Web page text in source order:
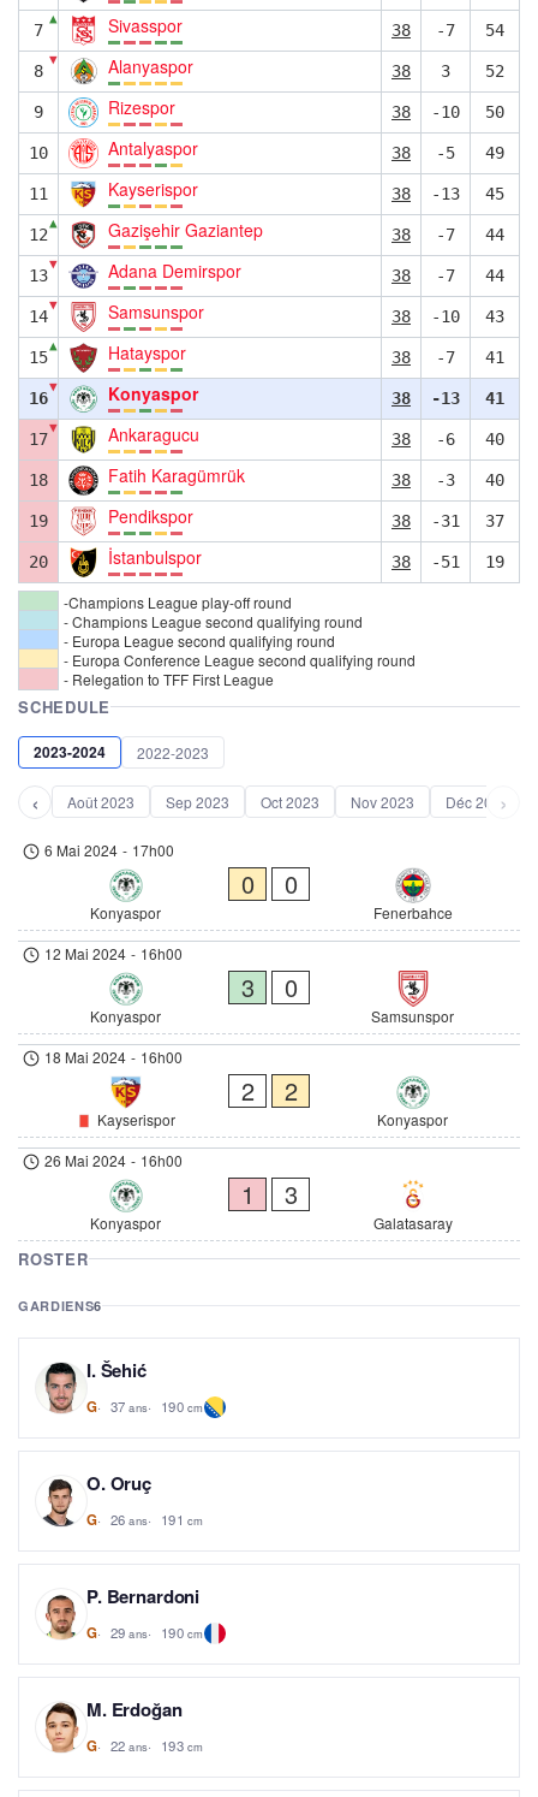
7
▲ Sivasspor 38 -7 54
8
▼ Alanyaspor 38 3 52
9 Rizespor 38 -10 50
10 Antalyaspor 38 -5 49
11 Kayserispor 38 -13 45
12
▲ Gazişehir Gaziantep 38 -7 44
13
▼ Adana Demirspor 38 -7 44
14
▼ Samsunspor 38 -10 43
15
▲ Hatayspor 38 -7 41
16
▼ Konyaspor 38 -13 41
17
▼ Ankaragucu 38 -6 40
18 Fatih Karagümrük 38 -3 40
19 Pendikspor 38 -31 37
20 İstanbulspor 38 -51 19
-Champions League play-off round
- Champions League second qualifying round
- Europa League second qualifying round
- Europa Conference League second qualifying round
- Relegation to TFF First League
SCHEDULE
2023-2024 2022-2023
‹ Août 2023 Sep 2023 Oct 2023 Nov 2023 Déc 2023›
6 Mai 2024 - 17h00
Konyaspor
0 0
Fenerbahce
12 Mai 2024 - 16h00
Konyaspor
3 0
Samsunspor
18 Mai 2024 - 16h00
Kayserispor
2 2
Konyaspor
26 Mai 2024 - 16h00
Konyaspor
1 3
Galatasaray
ROSTER
GARDIENS6
I. Šehić
G 37 ans 190 cm
O. Oruç
G 26 ans 191 cm
P. Bernardoni
G 29 ans 190 cm
M. Erdoğan
G 22 ans 193 cm